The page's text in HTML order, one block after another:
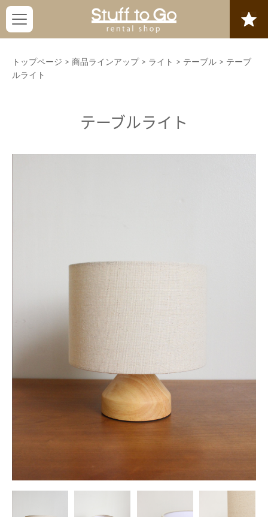
トップページ > 商品ラインアップ > ライト > テーブル > テーブ
ルライト
テーブルライト